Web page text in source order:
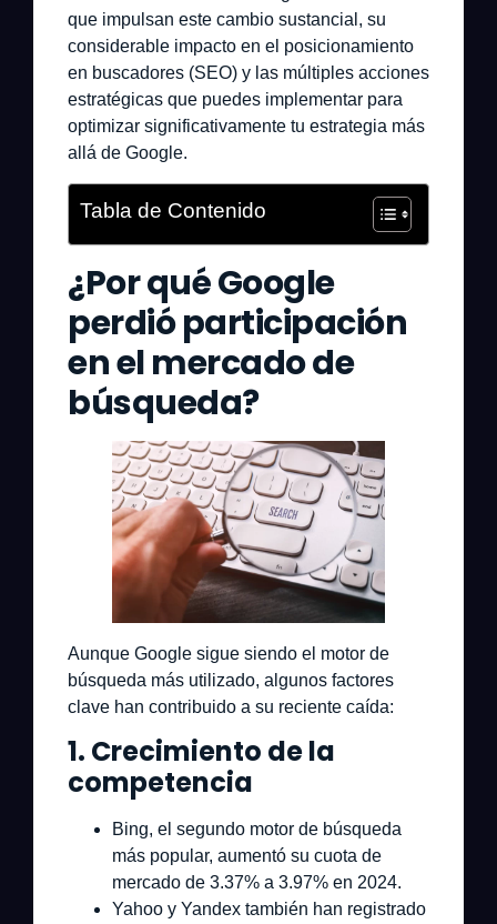
que impulsan este cambio sustancial, su
considerable impacto en el posicionamiento
en buscadores (SEO) y las múltiples acciones
estratégicas que puedes implementar para
optimizar significativamente tu estrategia más
allá de Google.
Tabla de Contenido
¿Por qué Google
perdió participación
en el mercado de
búsqueda?
Aunque Google sigue siendo el motor de
búsqueda más utilizado, algunos factores
clave han contribuido a su reciente caída:
1. Crecimiento de la
competencia
Bing, el segundo motor de búsqueda
más popular, aumentó su cuota de
mercado de 3.37% a 3.97% en 2024.
Yahoo y Yandex también han registrado